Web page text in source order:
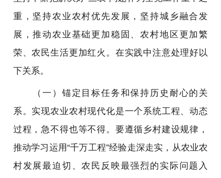
重，坚持农业农村优先发展，坚持城乡融合发
展，推动农业基础更加稳固、农村地区更加繁
荣、农民生活更加红火。在实践中注意处理好以
下关系。
（一）锚定目标任务和保持历史耐心的关
系。实现农业农村现代化是一个系统工程、动态
过程，急不得也等不得。要遵循乡村建设规律，
推动学习运用“千万工程”经验走深走实，从农业农
村发展最迫切、农民反映最强烈的实际问题入